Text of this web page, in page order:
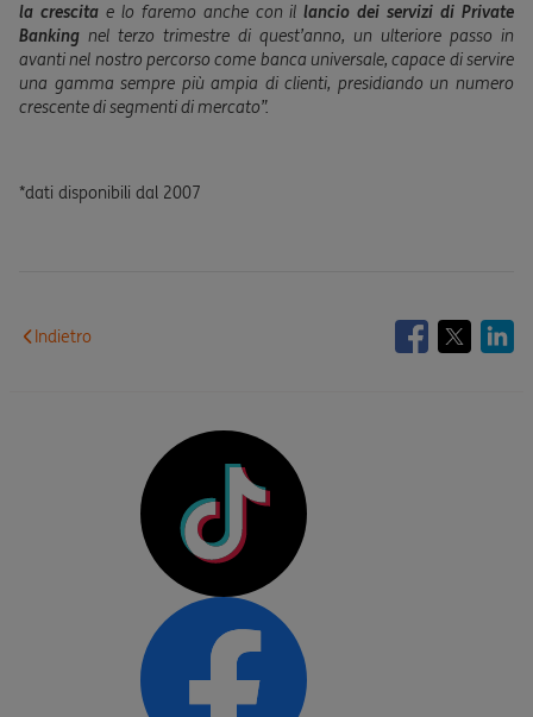
la crescitae lo faremo anche con illancio dei servizi di Private
Banking nel terzo trimestre di quest’anno, un ulteriore passo in
avanti nel nostro percorso come banca universale, capace di servire
una gamma sempre più ampia di clienti, presidiando un numero
crescente di segmenti di mercato”.
*dati disponibili dal 2007
Indietro